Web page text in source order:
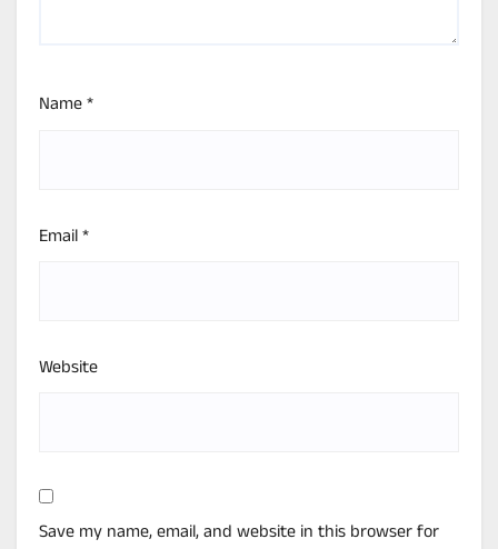
Name*
Email*
Website
Save my name, email, and website in this browser for